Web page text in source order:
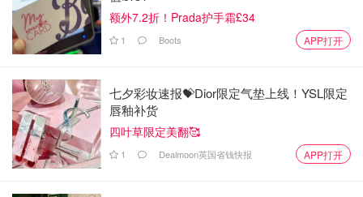
£450.00
Selfridges
购买
Loewe 洋红色Puzzle包
今年罗意威真是紧追时尚，出了好几款洋红新品，今年推出
额外7.2折！Prada护手霜£34
1 Boots APP打开
七夕彩妆速报💝Dior限定气垫上线！YSL限定
唇釉补货
四叶草限定美翻🥰
1 Dealmoon英国省钱快报 APP打开